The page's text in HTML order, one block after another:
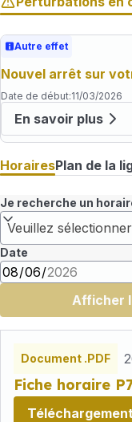
Autre effet
Nouvel arrêt sur
Date de début:11/03/2026
En savoir plus
HorairesPlan de la
Je recherche un
Veuillez
Date
Afficher
horaires
Document .PDF
Fiche horaire